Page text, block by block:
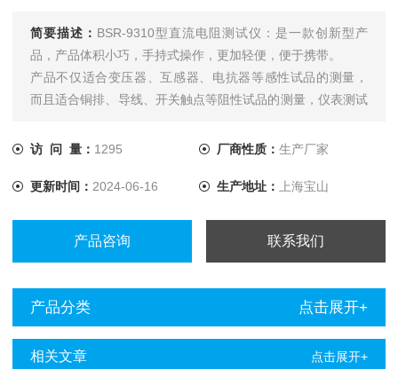
简要描述： BSR-9310型直流电阻测试仪：是一款创新型产
品，产品体积小巧，手持式操作，更加轻便，便于携带。
产品不仅适合变压器、互感器、电抗器等感性试品的测量，
而且适合铜排、导线、开关触点等阻性试品的测量，仪表测试
访 问 量： 1295 厂商性质： 生产厂家
更新时间： 2024-06-16 生产地址： 上海宝山
产品咨询 联系我们
产品分类 点击展开+
相关文章 点击展开+